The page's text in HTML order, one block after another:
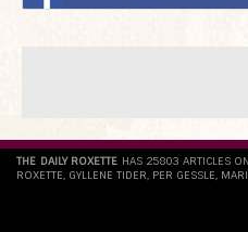
THE DAILY ROXETTE HAS 25803 ARTICLES
ROXETTE, GYLLENE TIDER, PER GESSLE,